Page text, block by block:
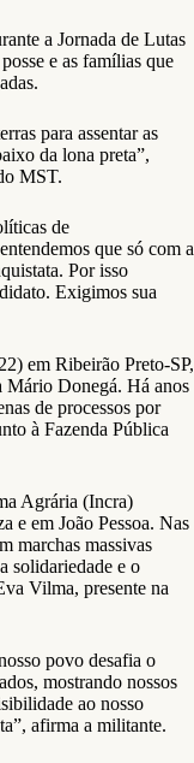
a Jornada de Lutas
e as famílias que
para assentar as
da lona preta”,
MST.
de
que só com a
Por isso
Exigimos sua
em Ribeirão Preto-SP,
Mário Donegá. Há anos
de processos por
à Fazenda Pública
Agrária (Incra)
e em João Pessoa. Nas
marchas massivas
solidariedade e o
Vilma, presente na
povo desafia o
mostrando nossos
ao nosso
afirma a militante.